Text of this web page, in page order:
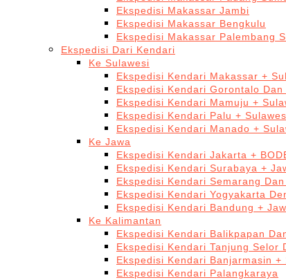
Ekspedisi Makassar Jambi
Ekspedisi Makassar Bengkulu
Ekspedisi Makassar Palembang
Ekspedisi Dari Kendari
Ke Sulawesi
Ekspedisi Kendari Makassar +
Ekspedisi Kendari Gorontalo
Ekspedisi Kendari Mamuju +
Ekspedisi Kendari Palu +
Ekspedisi Kendari Manado +
Ke Jawa
Ekspedisi Kendari Jakarta +
Ekspedisi Kendari Surabaya +
Ekspedisi Kendari Semarang
Ekspedisi Kendari Yogyakarta
Ekspedisi Kendari Bandung +
Ke Kalimantan
Ekspedisi Kendari Balikpapan
Ekspedisi Kendari Tanjung Selor
Ekspedisi Kendari Banjarmasin
Ekspedisi Kendari Palangkaraya